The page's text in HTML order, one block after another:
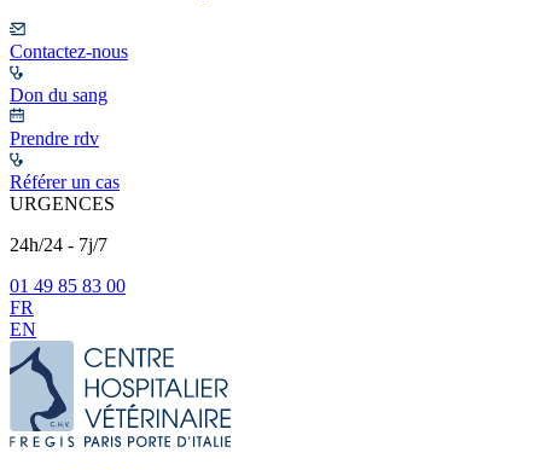
Contactez-nous
Don du sang
Prendre rdv
Référer un cas
URGENCES
24h/24 - 7j/7
01 49 85 83 00
FR
EN